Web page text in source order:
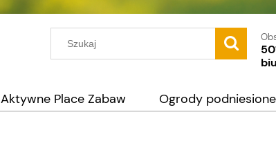
Aktywne Place Zabaw Ogrody podniesione